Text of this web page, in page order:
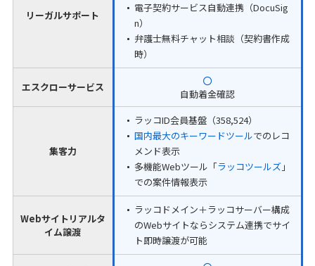
リーガルサポート
電子契約サービス自動連携（DocuSig
n）
弁護士無料チャット相談（契約書作成
時）
エスクローサービス
自動着金確認
集客力
ラッコID会員基盤（358,524）
国内最大のキーワードツールでのレコ
メンド表示
多機能Webツール「ラッコツールズ」
での案件情報表示
Webサイトリアルタ
イム譲渡
ラッコドメイン＋ラッコサーバー構成
のWebサイトならシステム連携でサイ
ト即時譲渡が可能